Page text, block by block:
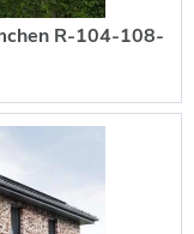
R-104-108-